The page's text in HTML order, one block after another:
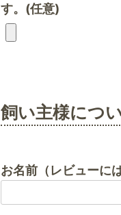
す。(任意)
飼い主様につ
お名前（レビューに